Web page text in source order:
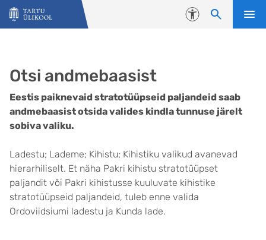
Liigu edasi põhisisu juurde
Juurdepääsetavus
Otsi andmebaasist
Eestis paiknevaid stratotüüpseid paljandeid saab
andmebaasist otsida valides kindla tunnuse järelt
sobiva valiku.
Ladestu; Lademe; Kihistu; Kihistiku valikud avanevad
hierarhiliselt. Et näha Pakri kihistu stratotüüpset
paljandit või Pakri kihistusse kuuluvate kihistike
stratotüüpseid paljandeid, tuleb enne valida
Ordoviidsiumi ladestu ja Kunda lade.